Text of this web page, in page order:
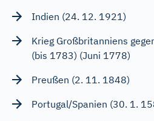
Indien (24. 12. 1921)
Krieg Großbritanniens
(bis 1783) (Juni 1778)
Preußen (2. 11. 1848)
Portugal/Spanien (30. 1.